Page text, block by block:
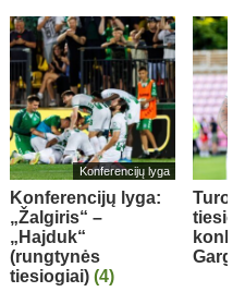
Konferencijų lyga
Konferencijų lyga:
„Žalgiris“ –
„Hajduk“
(rungtynės
tiesiogiai) (4)
Turo